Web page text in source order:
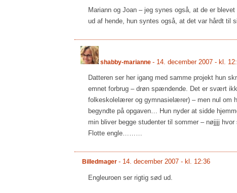
Mariann og Joan – jeg synes også, at de er
ud af hende, hun syntes også, at det var hårdt til
shabby-marianne - 14. december 2007 - kl.
Datteren ser her igang med samme projekt hun
emnet forbrug – drøn spændende. Det er svært
folkeskolelærer og gymnasielærer) – men nul om
begyndte på opgaven… Hun nyder at sidde
min bliver begge studenter til sommer – nøjjjj
Flotte engle………
Billedmager - 14. december 2007 - kl. 12:36
Engleuroen ser rigtig sød ud.